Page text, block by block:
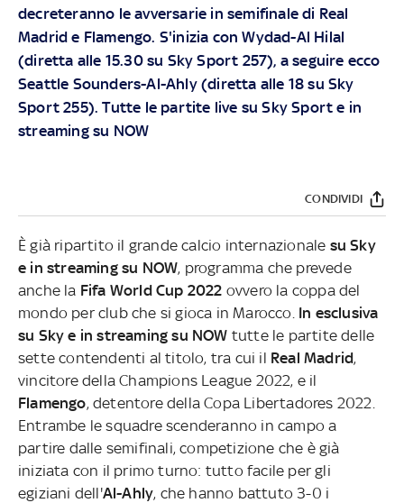
decreteranno le avversarie in semifinale di Real
Madrid e Flamengo. S'inizia con Wydad-Al Hilal
(diretta alle 15.30 su Sky Sport 257), a seguire ecco
Seattle Sounders-Al-Ahly (diretta alle 18 su Sky
Sport 255). Tutte le partite live su Sky Sport e in
streaming su NOW
CONDIVIDI
È già ripartito il grande calcio internazionale su Sky
e in streaming su NOW, programma che prevede
anche la Fifa World Cup 2022 ovvero la coppa del
mondo per club che si gioca in Marocco. In esclusiva
su Sky e in streaming su NOW tutte le partite delle
sette contendenti al titolo, tra cui il Real Madrid,
vincitore della Champions League 2022, e il
Flamengo, detentore della Copa Libertadores 2022.
Entrambe le squadre scenderanno in campo a
partire dalle semifinali, competizione che è già
iniziata con il primo turno: tutto facile per gli
egiziani dell'Al-Ahly, che hanno battuto 3-0 i